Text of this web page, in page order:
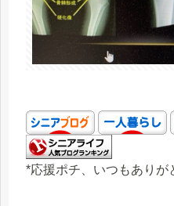
*応援ポチ、いつもありが